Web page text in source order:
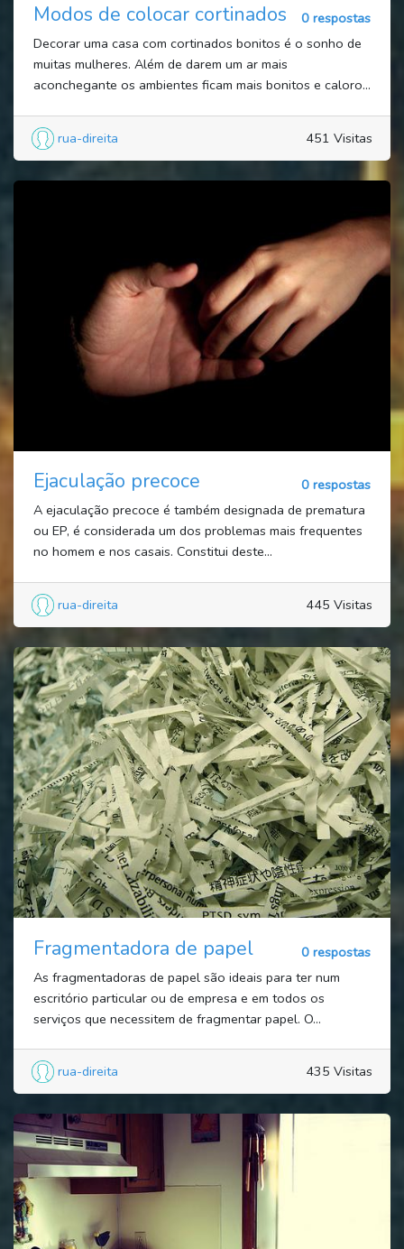
Modos de colocar cortinados
0 respostas
Decorar uma casa com cortinados bonitos é o sonho de
muitas mulheres. Além de darem um ar mais
aconchegante os ambientes ficam mais bonitos e caloro...
rua-direita 451 Visitas
Ejaculação precoce
0 respostas
A ejaculação precoce é também designada de prematura
ou EP, é considerada um dos problemas mais frequentes
no homem e nos casais. Constitui deste...
rua-direita 445 Visitas
Fragmentadora de papel
0 respostas
As fragmentadoras de papel são ideais para ter num
escritório particular ou de empresa e em todos os
serviços que necessitem de fragmentar papel. O...
rua-direita 435 Visitas